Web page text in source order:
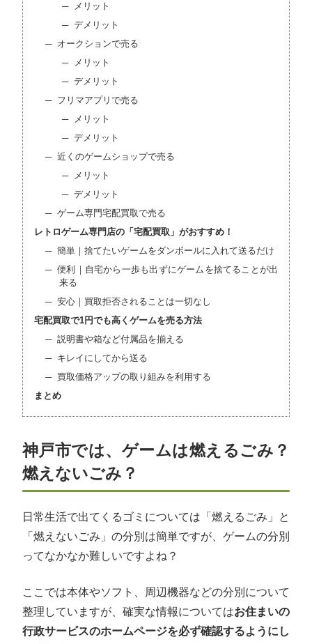
メリット
デメリット
オークションで売る
メリット
デメリット
フリマアプリで売る
メリット
デメリット
近くのゲームショップで売る
メリット
デメリット
ゲーム専門宅配買取で売る
レトロゲーム専門店の「宅配買取」がおすすめ！
簡単｜捨てたいゲームをダンボールに入れて送るだけ
便利｜自宅から一歩も出ずにゲームを捨てることが出
来る
安心｜買取拒否されることは一切なし
宅配買取で1円でも高くゲームを売る方法
説明書や箱など付属品を揃える
キレイにしてから送る
買取価格アップの取り組みを利用する
まとめ
神戸市では、ゲームは燃えるごみ？
燃えないごみ？
日常生活で出てくるゴミについては「燃えるごみ」と
「燃えないごみ」の分別は簡単ですが、ゲームの分別
ってなかなか難しいですよね？
ここでは本体やソフト、周辺機器などの分別について
整理していますが、確実な情報についてはお住まいの
行政サービスのホームページを必ず確認するようにし